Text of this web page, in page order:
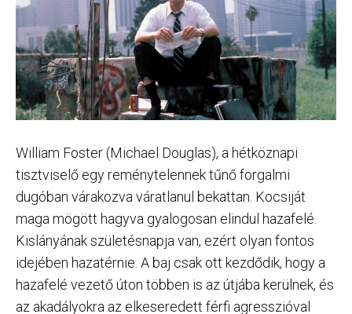
William Foster (Michael Douglas), a hétköznapi
tisztviselő egy reménytelennek tűnő forgalmi
dugóban várakozva váratlanul bekattan. Kocsiját
maga mögött hagyva gyalogosan elindul hazafelé.
Kislányának születésnapja van, ezért olyan fontos
idejében hazatérnie. A baj csak ott kezdődik, hogy a
hazafelé vezető úton többen is az útjába kerülnek, és
az akadályokra az elkeseredett férfi agresszióval